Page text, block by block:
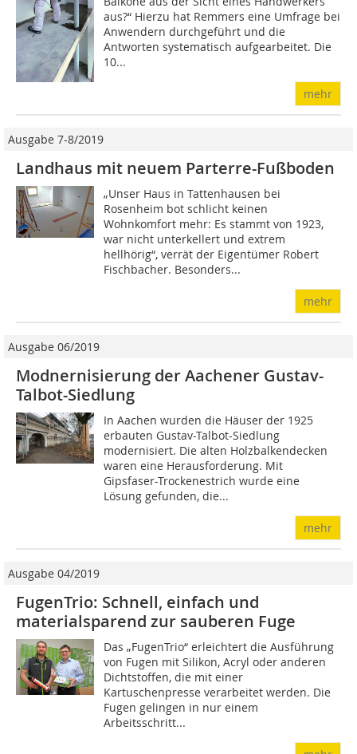
aus?“ Hierzu hat Remmers eine Umfrage bei
Anwendern durchgeführt und die
Antworten systematisch aufgearbeitet. Die
10...
mehr
Ausgabe 7-8/2019
Landhaus mit neuem Parterre-Fußboden
„Unser Haus in Tattenhausen bei
Rosenheim bot schlicht keinen
Wohnkomfort mehr: Es stammt von 1923,
war nicht unterkellert und extrem
hellhörig“, verrät der Eigentümer Robert
Fischbacher. Besonders...
mehr
Ausgabe 06/2019
Modnernisierung der Aachener Gustav-
Talbot-Siedlung
In Aachen wurden die Häuser der 1925
erbauten Gustav-Talbot-Siedlung
modernisiert. Die alten Holzbalkendecken
waren eine Herausforderung. Mit
Gipsfaser-Trockenestrich wurde eine
Lösung gefunden, die...
mehr
Ausgabe 04/2019
FugenTrio: Schnell, einfach und
materialsparend zur sauberen Fuge
Das „FugenTrio“ erleichtert die Ausführung
von Fugen mit Silikon, Acryl oder anderen
Dichtstoffen, die mit einer
Kartuschenpresse verarbeitet werden. Die
Fugen gelingen in nur einem
Arbeitsschritt...